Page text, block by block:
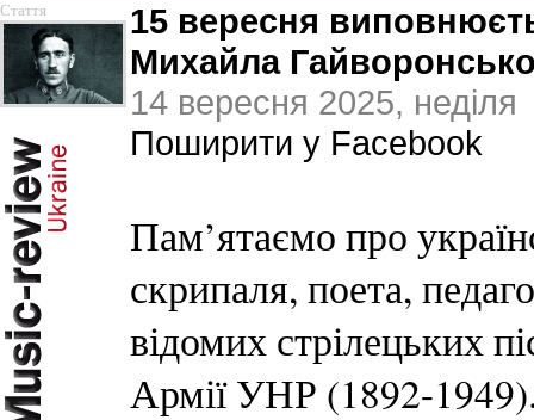
Стаття
15 вересня
Михайла
14 вересня 2025, неділя
Поширити у Facebook
Пам’ятаємо про
скрипаля, поета,
відомих стрілецьких
Армії УНР (1892-